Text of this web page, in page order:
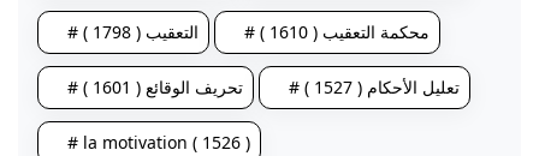
# التعقيب ( 1798 ) # محكمة التعقيب ( 1610 )
# تحريف الوقائع ( 1601 ) # تعليل الأحكام ( 1527 )
# la motivation ( 1526 )